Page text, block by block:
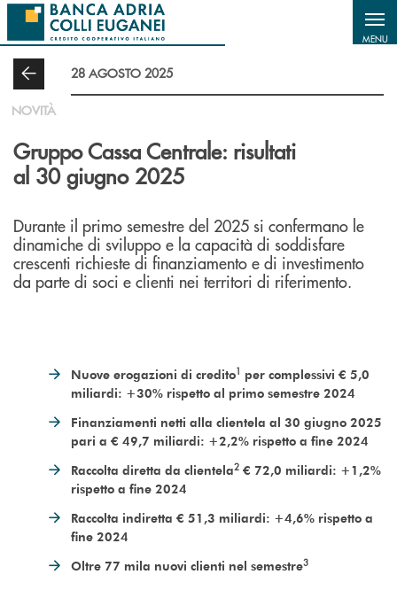
Salta al contenuto principale
MENU
28 AGOSTO 2025
NOVITÀ
Gruppo Cassa Centrale: risultati
al 30 giugno 2025
Durante il primo semestre del 2025 si confermano le
dinamiche di sviluppo e la capacità di soddisfare
crescenti richieste di finanziamento e di investimento
da parte di soci e clienti nei territori di riferimento.
Nuove erogazioni di credito1 per complessivi € 5,0
miliardi: +30% rispetto al primo semestre 2024
Finanziamenti netti alla clientela al 30 giugno 2025
pari a € 49,7 miliardi: +2,2% rispetto a fine 2024
Raccolta diretta da clientela2 € 72,0 miliardi: +1,2%
rispetto a fine 2024
Raccolta indiretta € 51,3 miliardi: +4,6% rispetto a
fine 2024
Oltre 77 mila nuovi clienti nel semestre3